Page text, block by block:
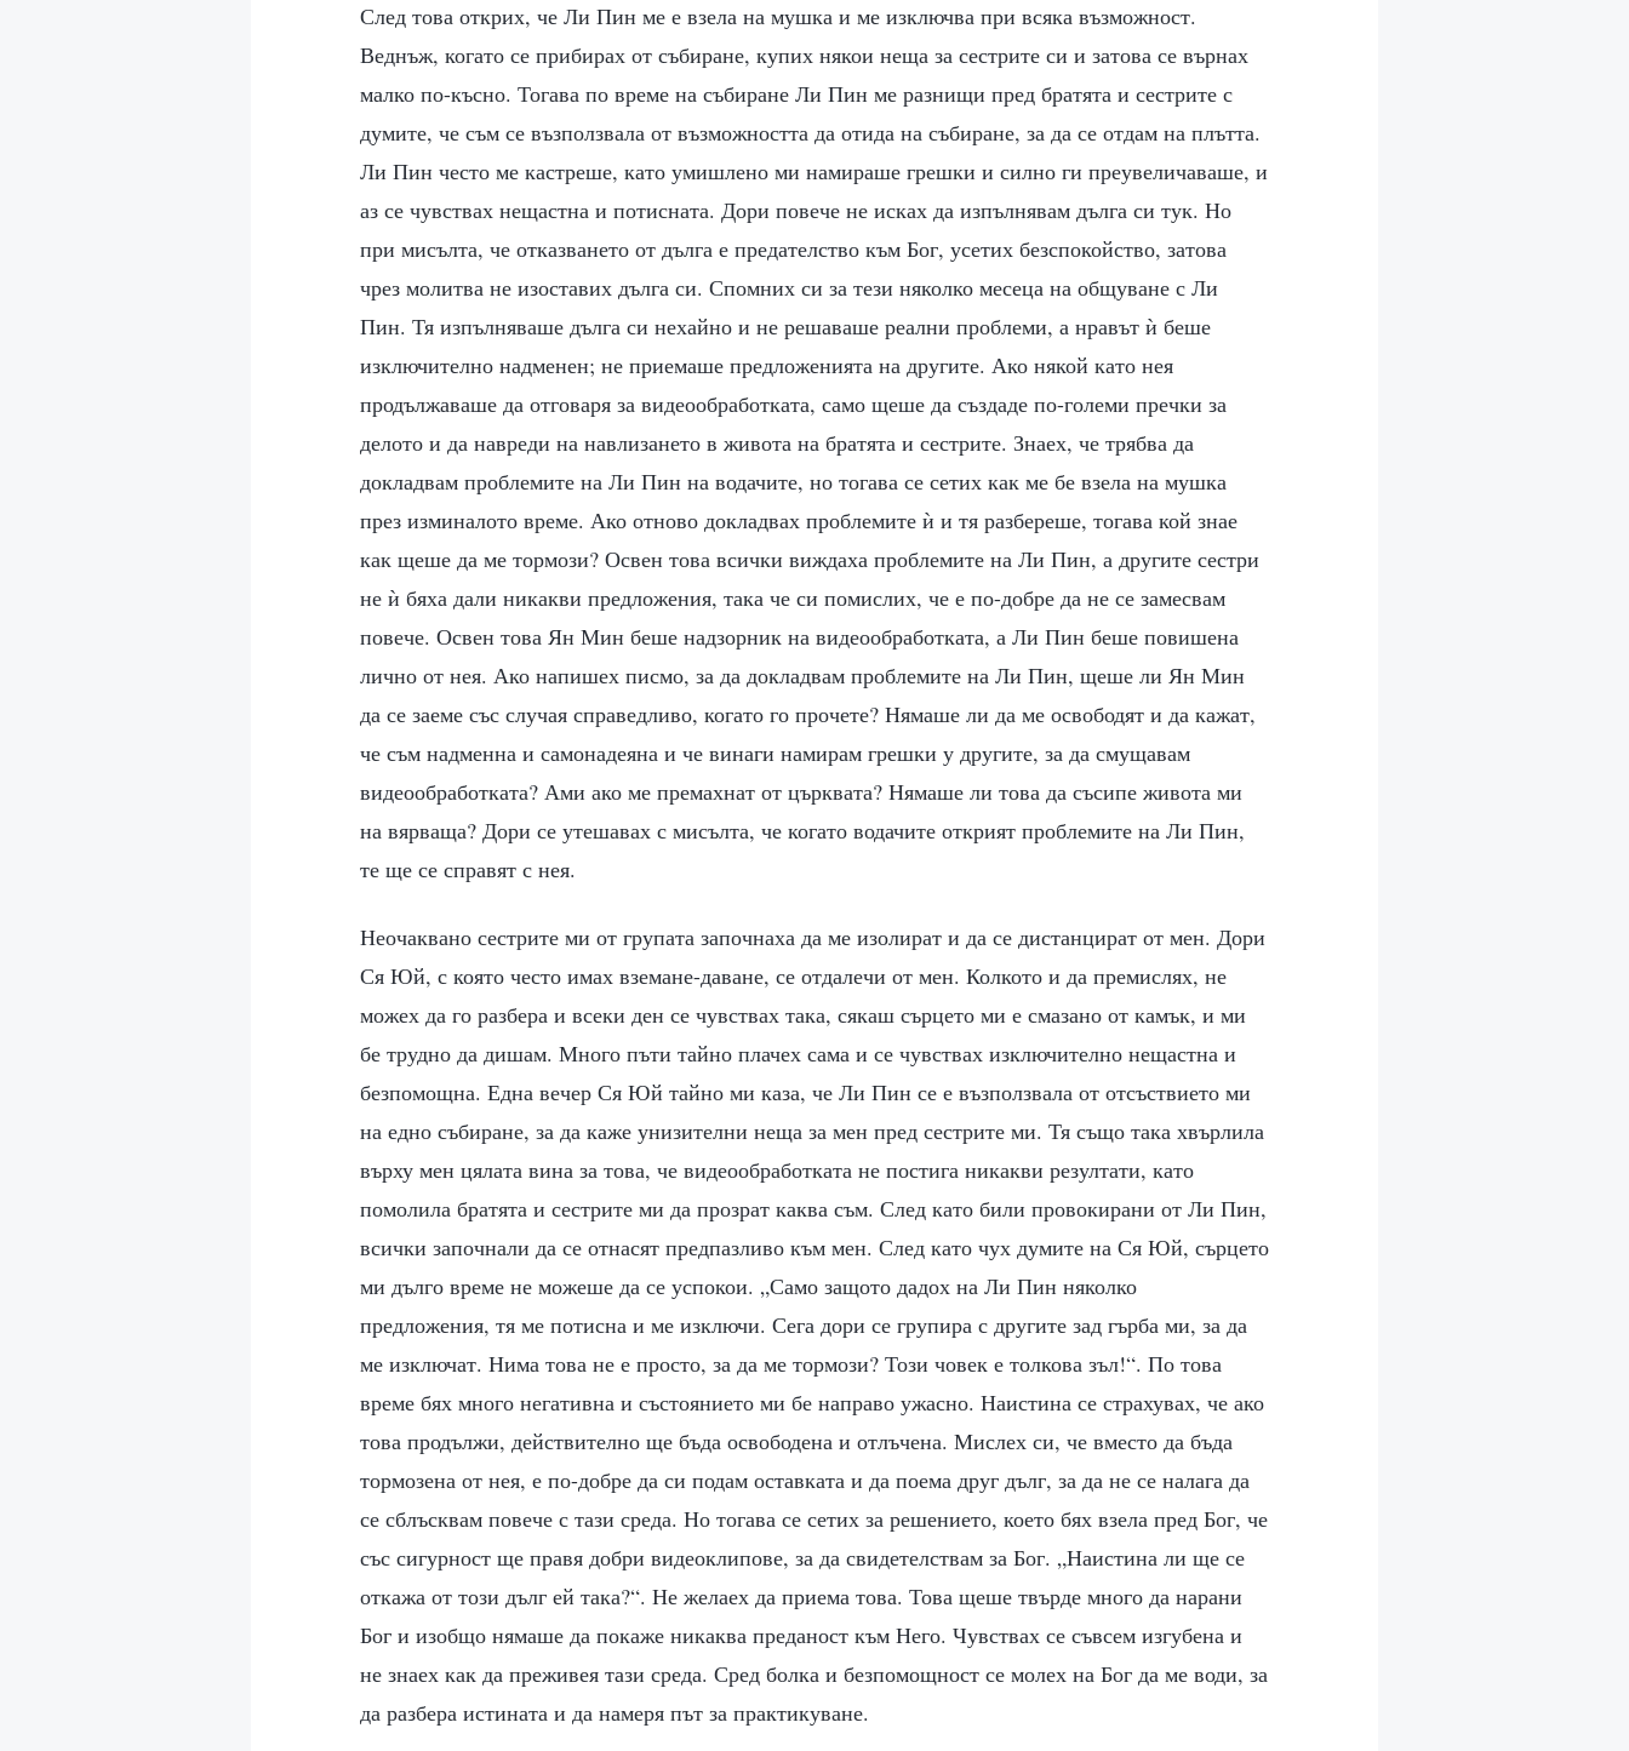
След това открих, че Ли Пин ме е взела на мушка и ме изключва при всяка възможност.
Веднъж, когато се прибирах от събиране, купих някои неща за сестрите си и затова се върнах
малко по-късно. Тогава по време на събиране Ли Пин ме разнищи пред братята и сестрите с
думите, че съм се възползвала от възможността да отида на събиране, за да се отдам на плътта.
Ли Пин често ме кастреше, като умишлено ми намираше грешки и силно ги преувеличаваше, и
аз се чувствах нещастна и потисната. Дори повече не исках да изпълнявам дълга си тук. Но
при мисълта, че отказването от дълга е предателство към Бог, усетих безспокойство, затова
чрез молитва не изоставих дълга си. Спомних си за тези няколко месеца на общуване с Ли
Пин. Тя изпълняваше дълга си нехайно и не решаваше реални проблеми, а нравът ѝ беше
изключително надменен; не приемаше предложенията на другите. Ако някой като нея
продължаваше да отговаря за видеообработката, само щеше да създаде по-големи пречки за
делото и да навреди на навлизането в живота на братята и сестрите. Знаех, че трябва да
докладвам проблемите на Ли Пин на водачите, но тогава се сетих как ме бе взела на мушка
през изминалото време. Ако отново докладвах проблемите ѝ и тя разбереше, тогава кой знае
как щеше да ме тормози? Освен това всички виждаха проблемите на Ли Пин, а другите сестри
не ѝ бяха дали никакви предложения, така че си помислих, че е по-добре да не се замесвам
повече. Освен това Ян Мин беше надзорник на видеообработката, а Ли Пин беше повишена
лично от нея. Ако напишех писмо, за да докладвам проблемите на Ли Пин, щеше ли Ян Мин
да се заеме със случая справедливо, когато го прочете? Нямаше ли да ме освободят и да кажат,
че съм надменна и самонадеяна и че винаги намирам грешки у другите, за да смущавам
видеообработката? Ами ако ме премахнат от църквата? Нямаше ли това да съсипе живота ми
на вярваща? Дори се утешавах с мисълта, че когато водачите открият проблемите на Ли Пин,
те ще се справят с нея.
Неочаквано сестрите ми от групата започнаха да ме изолират и да се дистанцират от мен. Дори
Ся Юй, с която често имах вземане-даване, се отдалечи от мен. Колкото и да премислях, не
можех да го разбера и всеки ден се чувствах така, сякаш сърцето ми е смазано от камък, и ми
бе трудно да дишам. Много пъти тайно плачех сама и се чувствах изключително нещастна и
безпомощна. Една вечер Ся Юй тайно ми каза, че Ли Пин се е възползвала от отсъствието ми
на едно събиране, за да каже унизителни неща за мен пред сестрите ми. Тя също така хвърлила
върху мен цялата вина за това, че видеообработката не постига никакви резултати, като
помолила братята и сестрите ми да прозрат каква съм. След като били провокирани от Ли Пин,
всички започнали да се отнасят предпазливо към мен. След като чух думите на Ся Юй, сърцето
ми дълго време не можеше да се успокои. „Само защото дадох на Ли Пин няколко
предложения, тя ме потисна и ме изключи. Сега дори се групира с другите зад гърба ми, за да
ме изключат. Нима това не е просто, за да ме тормози? Този човек е толкова зъл!“. По това
време бях много негативна и състоянието ми бе направо ужасно. Наистина се страхувах, че ако
това продължи, действително ще бъда освободена и отлъчена. Мислех си, че вместо да бъда
тормозена от нея, е по-добре да си подам оставката и да поема друг дълг, за да не се налага да
се сблъсквам повече с тази среда. Но тогава се сетих за решението, което бях взела пред Бог, че
със сигурност ще правя добри видеоклипове, за да свидетелствам за Бог. „Наистина ли ще се
откажа от този дълг ей така?“. Не желаех да приема това. Това щеше твърде много да нарани
Бог и изобщо нямаше да покаже никаква преданост към Него. Чувствах се съвсем изгубена и
не знаех как да преживея тази среда. Сред болка и безпомощност се молех на Бог да ме води, за
да разбера истината и да намеря път за практикуване.